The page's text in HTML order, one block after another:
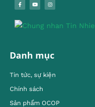
Danh mục
Tin tức, sự kiện
Chính sách
Sản phẩm OCOP